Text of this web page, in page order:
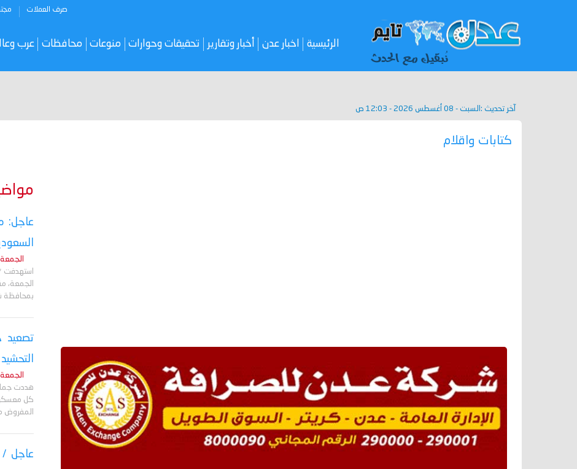
صرف العملات
الرئيسية اخبار عدن أخبار وتقارير تحقيقات وحوارات منوعات محافظات عرب
آخر تحديث : السبت - 08 أغسطس 2026 - 12:03 ص
كتابات واقلام
عاجل:
الجمعة/07/أغسطس/2026 -
استهدفت
الجمعة،
بمحافظة
تصعيد
الجمعة/07/أغسطس/2026 -
هددت
كل